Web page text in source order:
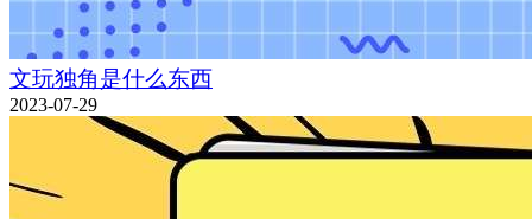
文玩独角是什么东西
2023-07-29